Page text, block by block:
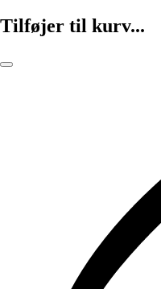
Tilføjer til kurv...